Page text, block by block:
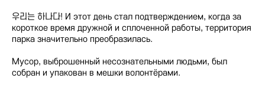
우리는 하나다! И этот день стал подтверждением, когда за
короткое время дружной и сплоченной работы, территория
парка значительно преобразилась.
Мусор, выброшенный несознательными людьми, был
собран и упакован в мешки волонтёрами.